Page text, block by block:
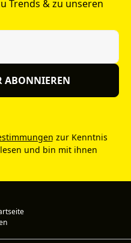
Trends & zu unseren
ABONNIEREN
zur Kenntnis
und bin mit ihnen